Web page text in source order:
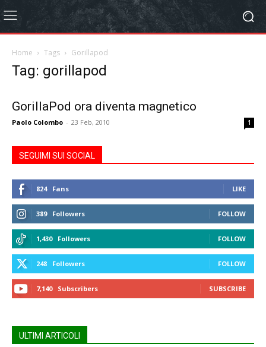
Home Tags Gorillapod
Tag: gorillapod
GorillaPod ora diventa magnetico
Paolo Colombo - 23 Feb, 2010 1
SEGUIMI SUI SOCIAL
824 Fans LIKE
389 Followers FOLLOW
1,430 Followers FOLLOW
248 Followers FOLLOW
7,140 Subscribers SUBSCRIBE
ULTIMI ARTICOLI